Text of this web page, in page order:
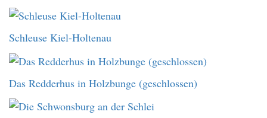
Schleuse Kiel-Holtenau
Das Redderhus in Holzbunge (geschlossen)